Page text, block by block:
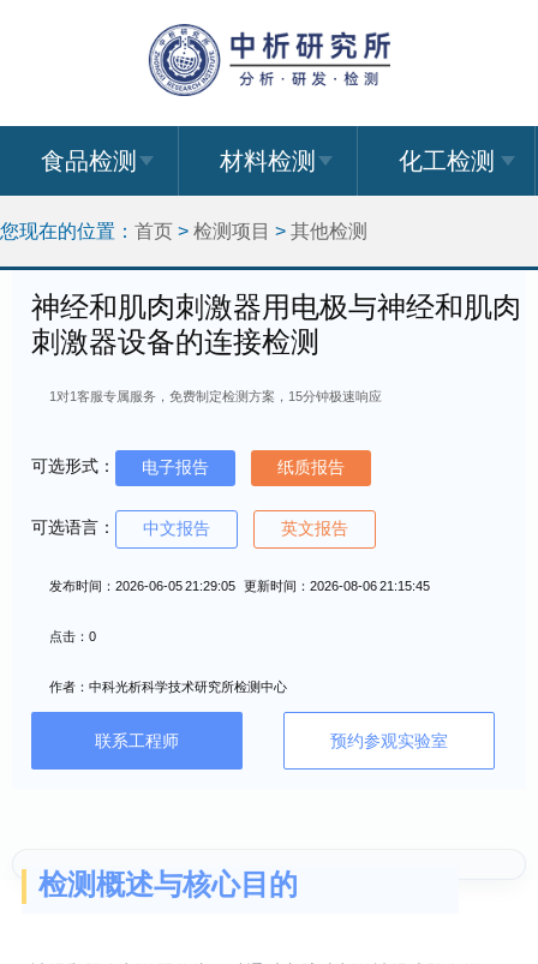
食品检测 材料检测 化工检测
您现在的位置： 首页 > 检测项目 > 其他检测
神经和肌肉刺激器用电极与神经和肌肉
刺激器设备的连接检测
1对1客服专属服务，免费制定检测方案，15分钟极速响应
可选形式： 电子报告 纸质报告
可选语言： 中文报告 英文报告
发布时间：2026-06-05 21:29:05 更新时间：2026-08-06 21:15:45
点击：0
作者：中科光析科学技术研究所检测中心
联系工程师 预约参观实验室
检测概述与核心目的